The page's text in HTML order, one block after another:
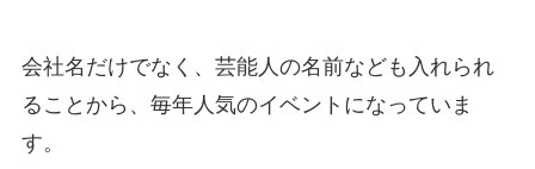
会社名だけでなく、芸能人の名前なども入れられ
ることから、毎年人気のイベントになっていま
す。